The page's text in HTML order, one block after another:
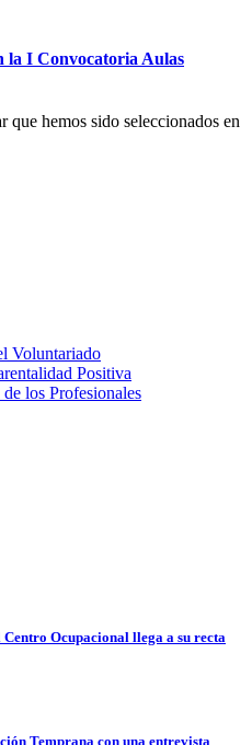
la I Convocatoria Aulas
que hemos sido seleccionados en
Voluntariado
Positiva
los Profesionales
Ocupacional llega a su recta
Temprana con una entrevista